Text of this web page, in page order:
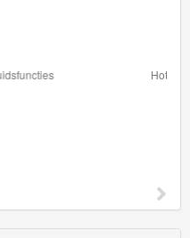
Speeder